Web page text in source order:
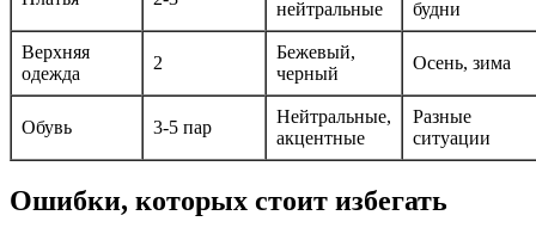
нейтральные
будни
Верхняя
одежда
2
Бежевый,
черный
Осень, зима
Обувь 3-5 пар
Нейтральные,
акцентные
Разные
ситуации
Ошибки, которых стоит избегать